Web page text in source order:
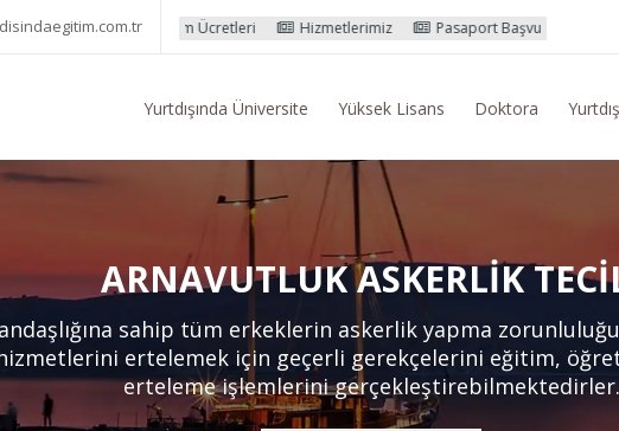
Eğitim Ücretleri Hizmetlerimiz Pasaport Başvuru İşlemleri Yurtdışı
Yurtdışında Üniversite Yüksek Lisans Doktora
ARNAVUTLUK ASKERLIK
sahip tüm erkeklerin askerlik yapma
hizmetlerini ertelemek için geçerli gerekçelerini eğitim,
erteleme işlemlerini gerçekleştirebilmektedirler.